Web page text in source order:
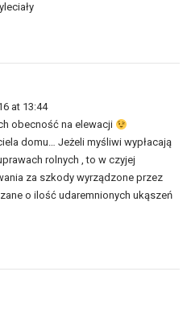
at 13:44
obecność na elewacji
domu… Jeżeli myśliwi wypłacają
rolnych , to w czyjej
za szkody wyrządzone przez
o ilość udaremnionych ukąszeń